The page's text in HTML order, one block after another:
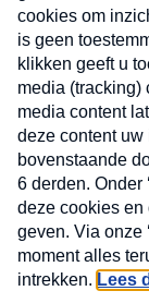
MAX
Neem hier
donderdag in